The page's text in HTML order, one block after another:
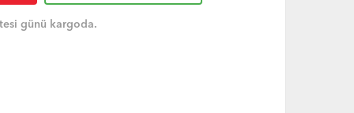
günü kargoda.